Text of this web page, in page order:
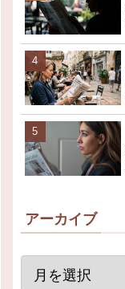
アーカイブ